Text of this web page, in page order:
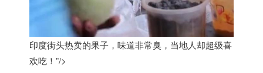
印度街头热卖的果子，味道非常臭，当地人却超级喜
欢吃！”/>